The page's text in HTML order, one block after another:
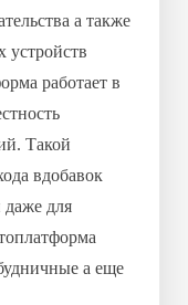
а также
устройств
работает в
Такой
вдобавок
даже для
а еще